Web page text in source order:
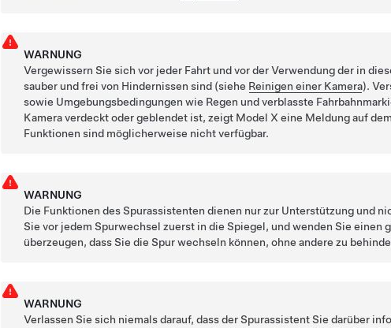
WARNUNG
Vergewissern Sie sich vor jeder Fahrt und vor der Verwendung der in
sauber und frei von Hindernissen sind (siehe Reinigen einer Kamera).
sowie Umgebungsbedingungen wie Regen und verblasste
Kamera verdeckt oder geblendet ist, zeigt Model X eine Meldung auf dem
Funktionen sind möglicherweise nicht verfügbar.
WARNUNG
Die Funktionen des Spurassistenten dienen nur zur Unterstützung und
Sie vor jedem Spurwechsel zuerst in die Spiegel, und wenden Sie einen
überzeugen, dass Sie die Spur wechseln können, ohne andere zu
WARNUNG
Verlassen Sie sich niemals darauf, dass der Spurassistent Sie darüber